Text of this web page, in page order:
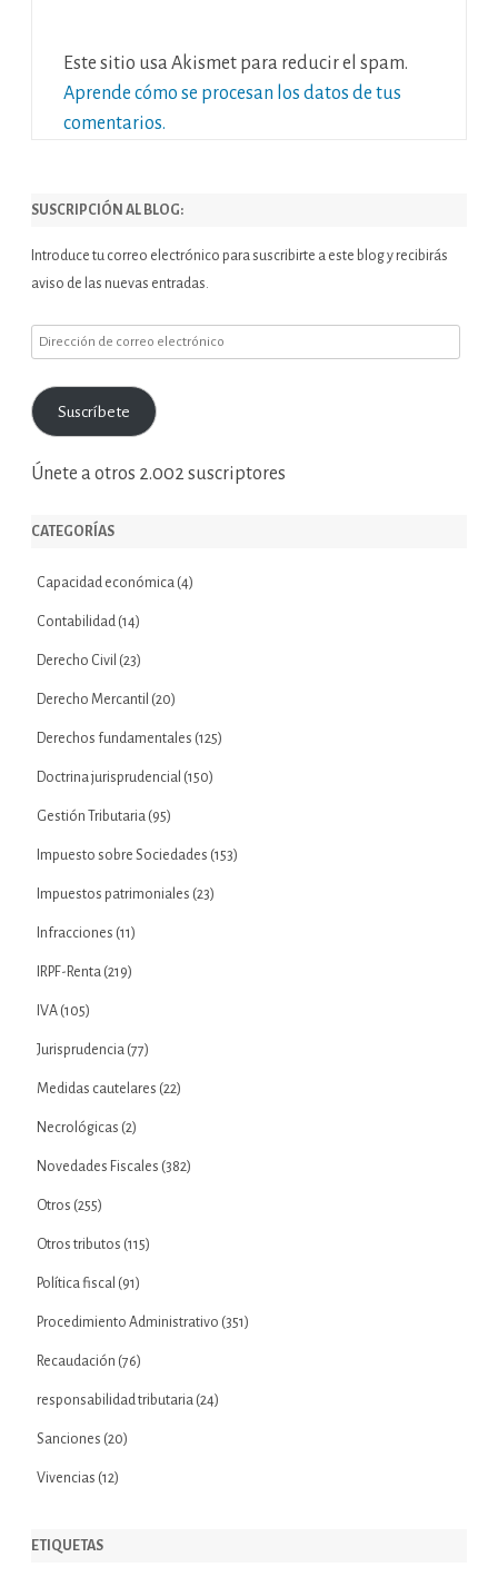
Este sitio usa Akismet para reducir el spam.
Aprende cómo se procesan los datos de tus
comentarios.
SUSCRIPCIÓN AL BLOG:
Introduce tu correo electrónico para suscribirte a este blog y recibirás
aviso de las nuevas entradas.
Dirección
correo
electrónico
Suscríbete
Únete a otros 2.002 suscriptores
CATEGORÍAS
Capacidad económica (4)
Contabilidad (14)
Derecho Civil (23)
Derecho Mercantil (20)
Derechos fundamentales (125)
Doctrina jurisprudencial (150)
Gestión Tributaria (95)
Impuesto sobre Sociedades (153)
Impuestos patrimoniales (23)
Infracciones (11)
IRPF-Renta (219)
IVA (105)
Jurisprudencia (77)
Medidas cautelares (22)
Necrológicas (2)
Novedades Fiscales (382)
Otros (255)
Otros tributos (115)
Política fiscal (91)
Procedimiento Administrativo (351)
Recaudación (76)
responsabilidad tributaria (24)
Sanciones (20)
Vivencias (12)
ETIQUETAS